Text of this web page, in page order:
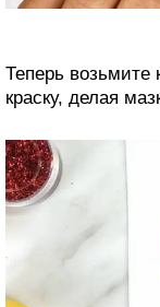
Теперь возьмите
краску, делая